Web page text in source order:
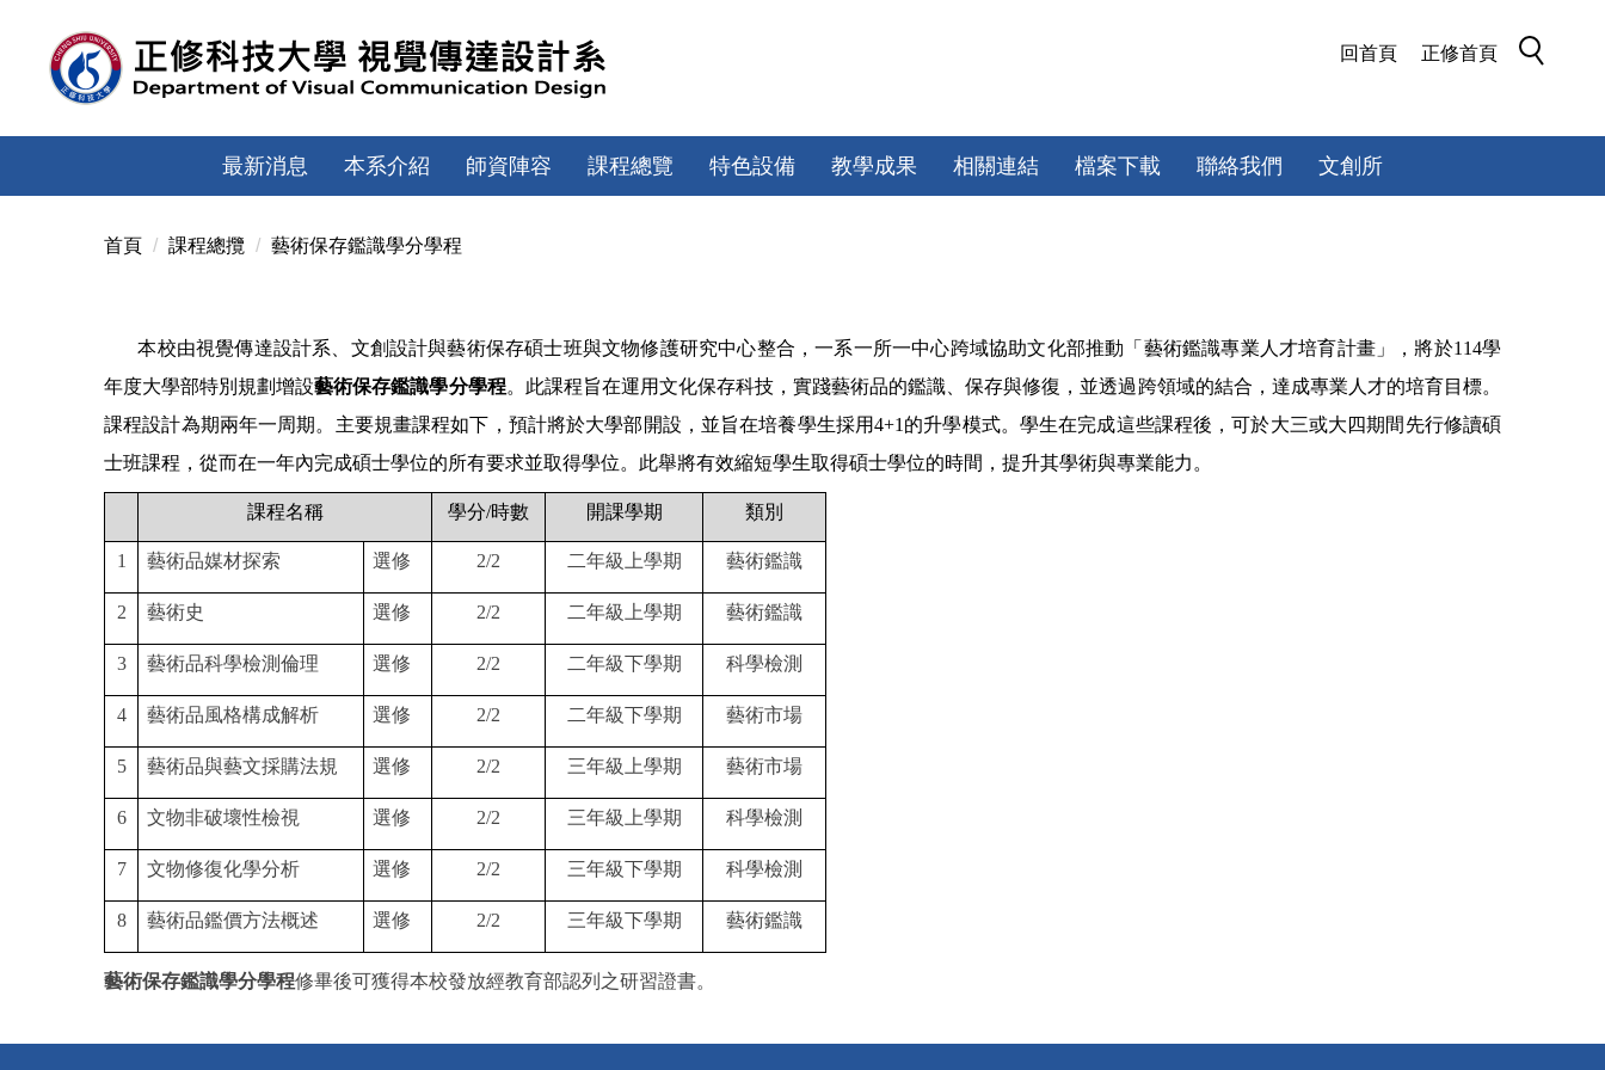
內
回首頁 正修首頁
最新消息 本系介紹 師資陣容 課程總覽 特色設備 教學成果 相關連結 檔案下載 聯絡我們 文創所
首頁 課程總攬 藝術保存鑑識學分學程
本校由視覺傳達設計系、文創設計與藝術保存碩士班與文物修護研究中心整合，一系一所一中心跨域協助文化部推動「藝術鑑識專業人才培育計畫」，將於114學
年度大學部特別規劃增設藝術保存鑑識學分學程。此課程旨在運用文化保存科技，實踐藝術品的鑑識、保存與修復，並透過跨領域的結合，達成專業人才的培育目標。
課程設計為期兩年一周期。主要規畫課程如下，預計將於大學部開設，並旨在培養學生採用4+1 的升學模式。學生在完成這些課程後，可於大三或大四期間先行修讀碩
士班課程，從而在一年內完成碩士學位的所有要求並取得學位。此舉將有效縮短學生取得碩士學位的時間，提升其學術與專業能力。
課程名稱 學分/時數 開課學期 類別
1 藝術品媒材探索 選修 2/2 二年級上學期 藝術鑑識
2 藝術史 選修 2/2 二年級上學期 藝術鑑識
3 藝術品科學檢測倫理 選修 2/2 二年級下學期 科學檢測
4 藝術品風格構成解析 選修 2/2 二年級下學期 藝術市場
5 藝術品與藝文採購法規 選修 2/2 三年級上學期 藝術市場
6 文物非破壞性檢視 選修 2/2 三年級上學期 科學檢測
7 文物修復化學分析 選修 2/2 三年級下學期 科學檢測
8 藝術品鑑價方法概述 選修 2/2 三年級下學期 藝術鑑識
藝術保存鑑識學分學程修畢後可獲得本校發放經教育部認列之研習證書。